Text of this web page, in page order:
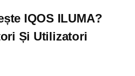
IQOS ILUMA?
Și Utilizatori